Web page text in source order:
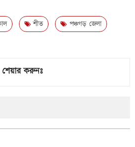
শীত
পঞ্চগড় জেলা
শেয়ার করুনঃ